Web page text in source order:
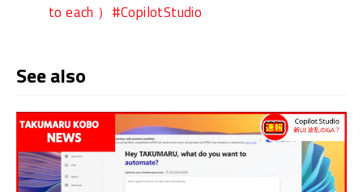
to each ）#CopilotStudio
See also